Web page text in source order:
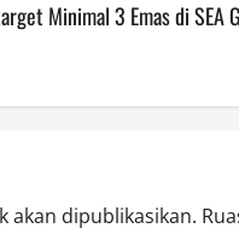
Minimal 3 Emas di SEA
akan dipublikasikan.